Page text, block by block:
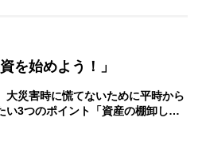
を始めよう！」
大災害時に慌てないために平時から
い3つのポイント「資産の棚卸し…